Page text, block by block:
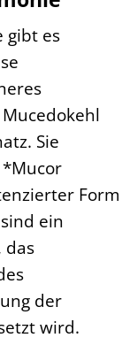
gibt es
Sie
Form
ein
das
der
wird.